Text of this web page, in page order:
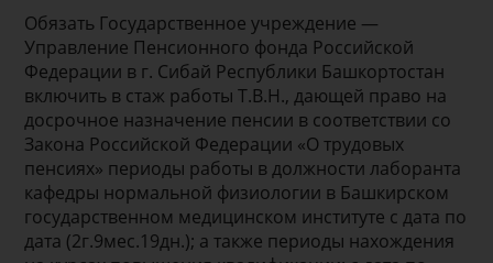
Обязать Государственное учреждение —
Управление Пенсионного фонда Российской
Федерации в г. Сибай Республики Башкортостан
включить в стаж работы Т.В.Н., дающей право на
досрочное назначение пенсии в соответствии со
Закона Российской Федерации «О трудовых
пенсиях» периоды работы в должности лаборанта
кафедры нормальной физиологии в Башкирском
государственном медицинском институте с дата по
дата (2г.9мес.19дн.); а также периоды нахождения